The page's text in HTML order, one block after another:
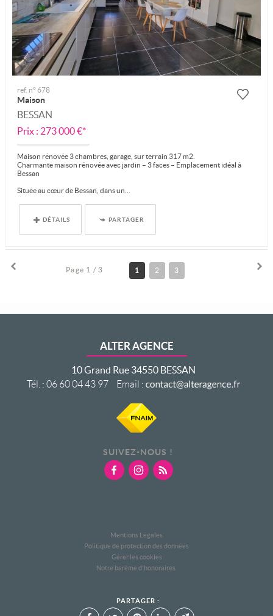
ref. n° 678
Maison
BESSAN
Prix : 273 000 €*
Maison rénovée 3 chambres, garage, sur terrain 317 m2.
Charmante maison rénovée avec jardin – 3 faces – Emplacement idéal à
Bessan
Située au cœur de Bessan, dans un...
DÉTAILS PARTAGER
Page 1 / 3 1 2 3
ALTER AGENCE
10 Grand Rue 34550 BESSAN
Tél. : 06 60 04 43 97 Email :
SUIVEZ-NOUS !
Mentions Légales
Politique de protection des données
Gérer les cookies
Notre barème d'honoraires
PARTAGER :